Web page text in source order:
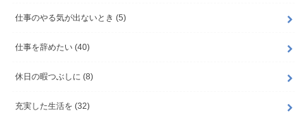
仕事のやる気が出ないとき (5)
仕事を辞めたい (40)
休日の暇つぶしに (8)
充実した生活を (32)